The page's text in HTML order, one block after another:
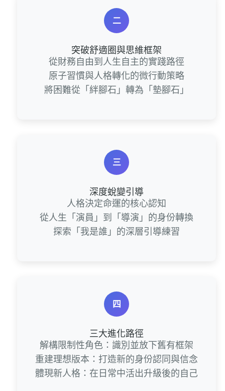
二
突破舒適圈與思維框架
從財務自由到人生自主的實踐路徑
原子習慣與人格轉化的微行動策略
將困難從「絆腳石」轉為「墊腳石」
三
深度蛻變引導
人格決定命運的核心認知
從人生「演員」到「導演」的身份轉換
探索「我是誰」的深層引導練習
四
三大進化路徑
解構限制性角色：識別並放下舊有框架
重建理想版本：打造新的身份認同與信念
體現新人格：在日常中活出升級後的自己